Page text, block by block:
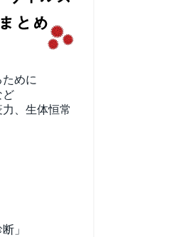
めに
ど
、生体恒常
」